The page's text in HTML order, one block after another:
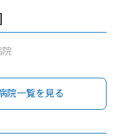
院一覧を見る